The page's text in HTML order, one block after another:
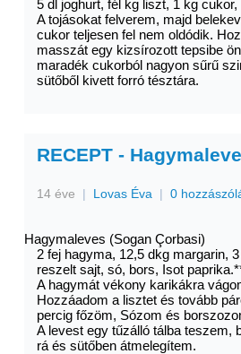
5 dl joghurt, fél kg liszt, 1 kg
A tojásokat felverem, majd
cukor teljesen fel nem oldódik.
masszát egy kizsírozott tepsibe
maradék cukorból nagyon sűrű
sütőből kivett forró tésztára.
RECEPT -
14 éve | Lovas Éva | 0
Hagymaleves (Sogan Çorbasi)
2 fej hagyma, 12,5 dkg margarin,
reszelt sajt, só, bors, Isot
A hagymát vékony karikákra
Hozzáadom a lisztet és tovább
percig főzöm, Sózom és
A levest egy tűzálló tálba teszem,
rá és sütőben átmelegítem.